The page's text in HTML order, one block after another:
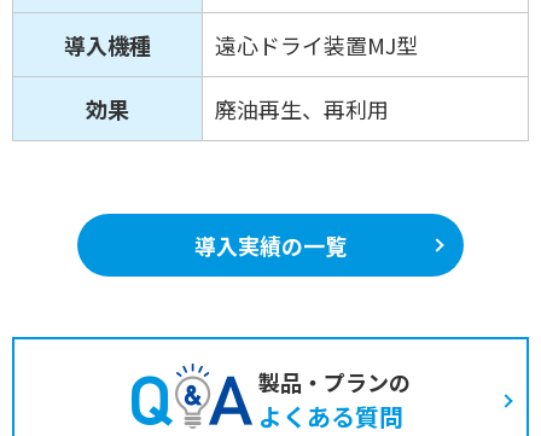
導入機種 遠心ドライ装置MJ型
効果 廃油再生、再利用
導入実績の一覧
製品・プランの
よくある質問